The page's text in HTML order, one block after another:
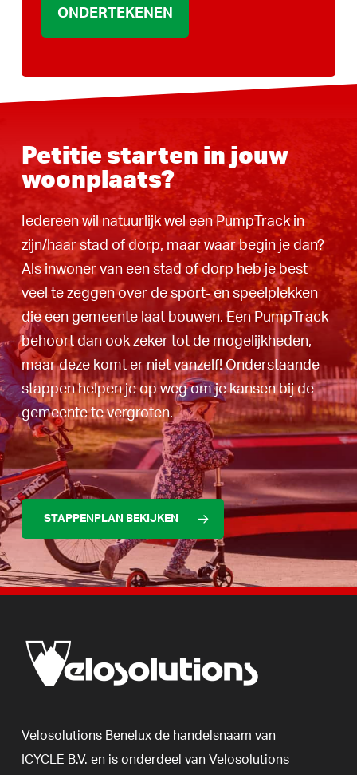
Petitie starten in jouw
woonplaats?
Iedereen wil natuurlijk wel een PumpTrack in
zijn/haar stad of dorp, maar waar begin je dan?
Als inwoner van een stad of dorp heb je best
veel te zeggen over de sport- en speelplekken
die een gemeente laat bouwen. Een PumpTrack
behoort dan ook zeker tot de mogelijkheden,
maar deze komt er niet vanzelf! Onderstaande
stappen helpen je op weg om je kansen bij de
gemeente te vergroten.
STAPPENPLAN BEKIJKEN
Velosolutions Benelux de handelsnaam van
ICYCLE B.V. en is onderdeel van Velosolutions